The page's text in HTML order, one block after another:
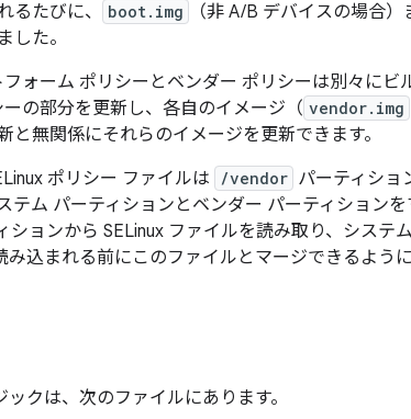
るたびに、
boot.img （非 A/B デバイスの場合）
した。
ォーム ポリシーとベンダー ポリシーは別々にビ
の部分を更新し、各自のイメージ（ vendor.img
と無関係にそれらのイメージを更新できます。
ポリシー ファイルは
/vendor パーティショ
テム パーティションとベンダー パーティション
ションから SELinux ファイルを読み取り、システ
込まれる前にこのファイルとマージできるように
クは、次のファイルにあります。